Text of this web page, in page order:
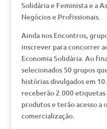
Solidária e Feminista e a
Negócios e Profissionais.
Ainda nos Encontros,
inscrever para concorrer
Economia Solidária. Ao
selecionados 50 grupos
histórias divulgados em
receberão 2.000 etiquetas
produtos e terão acesso a
comercialização.